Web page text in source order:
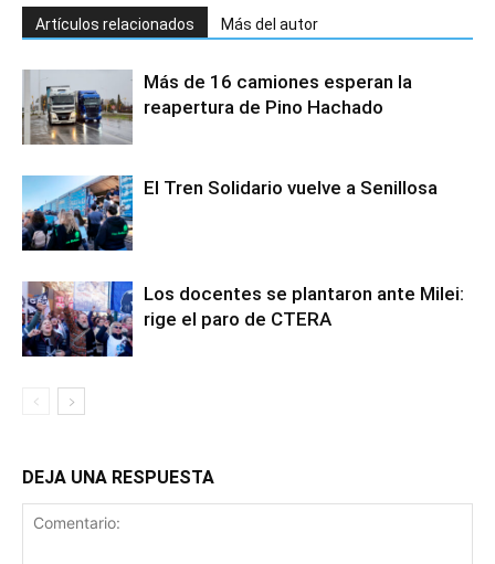
Artículos relacionados Más del autor
Más de 16 camiones esperan la
reapertura de Pino Hachado
El Tren Solidario vuelve a Senillosa
Los docentes se plantaron ante Milei:
rige el paro de CTERA
DEJA UNA RESPUESTA